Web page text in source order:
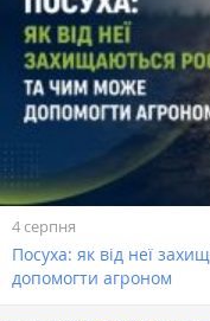
4 серпня
Посуха: як від неї
допомогти агроном